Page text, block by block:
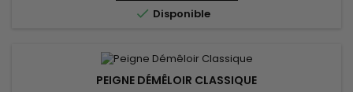
 Disponible
PEIGNE DÉMÊLOIR CLASSIQUE